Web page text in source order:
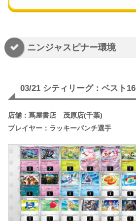
ニンジャスピナー環境
03/21 シティリーグ：ベスト16
店舗：蔦屋書店 茂原店(千葉)
プレイヤー：ラッキーパンチ選手